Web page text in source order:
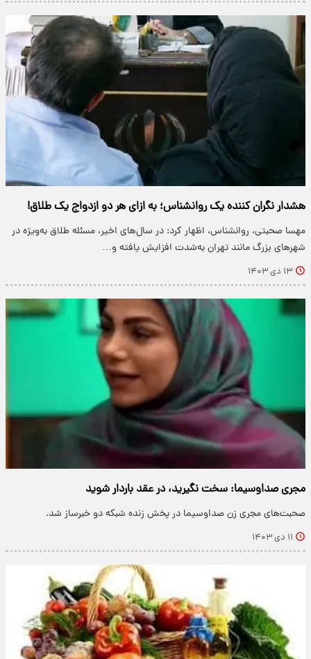
هشدار نگران کننده یک روانشناس؛ به ازای هر دو ازدواج یک طلاق!
مهسا صحبتی، روانشناس، اظهار کرد: در سال‌های اخیر، مسئله طلاق به‌ویژه در
شهرهای بزرگ مانند تهران به‌شدت افزایش یافته و…
۱۳ دی ۱۴۰۳
مجری صداوسیما: سخت نگیرید، در عقد باردار شوید
صحبت‌های مجری زن صداوسیما در پخش زنده شبکه دو خبرساز شد.
۱۱ دی ۱۴۰۳